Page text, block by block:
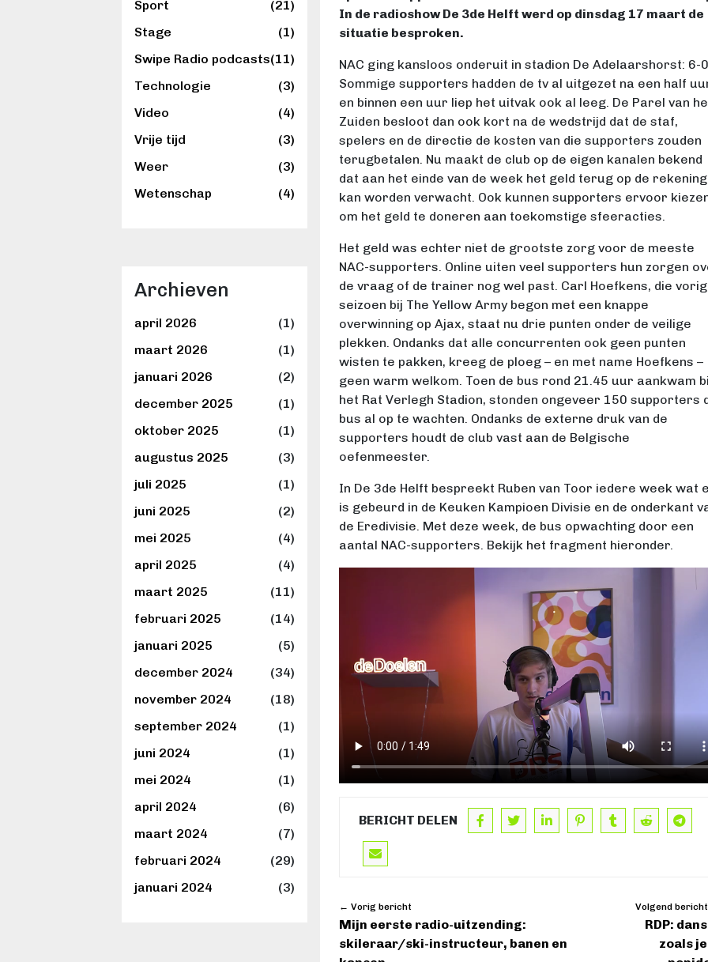
Sport
(21)
Stage
(1)
Swipe Radio podcasts(11)
Technologie
(3)
Video
(4)
Vrije tijd
(3)
Weer
(3)
Wetenschap
(4)
Archieven
april 2026
(1)
maart 2026
(1)
januari 2026
(2)
december 2025
(1)
oktober 2025
(1)
augustus 2025
(3)
juli 2025
(1)
juni 2025
(2)
mei 2025
(4)
april 2025
(4)
maart 2025
(11)
februari 2025
(14)
januari 2025
(5)
december 2024
(34)
november 2024
(18)
september 2024
(1)
juni 2024
(1)
mei 2024
(1)
april 2024
(6)
maart 2024
(7)
februari 2024
(29)
januari 2024
(3)
In de radioshow De 3de Helft werd op dinsdag 17 maart de
situatie besproken.
NAC ging kansloos onderuit in stadion De Adelaarshorst: 6-
Sommige supporters hadden de tv al uitgezet na een half
en binnen een uur liep het uitvak ook al leeg. De Parel van
Zuiden besloot dan ook kort na de wedstrijd dat de staf,
spelers en de directie de kosten van die supporters zouden
terugbetalen. Nu maakt de club op de eigen kanalen bekend
dat aan het einde van de week het geld terug op de rekening
kan worden verwacht. Ook kunnen supporters ervoor
om het geld te doneren aan toekomstige sfeeracties.
Het geld was echter niet de grootste zorg voor de meeste
NAC-supporters. Online uiten veel supporters hun zorgen
de vraag of de trainer nog wel past. Carl Hoefkens, die vorig
seizoen bij The Yellow Army begon met een knappe
overwinning op Ajax, staat nu drie punten onder de veilige
plekken. Ondanks dat alle concurrenten ook geen punten
wisten te pakken, kreeg de ploeg – en met name Hoefkens –
geen warm welkom. Toen de bus rond 21.45 uur aankwam
het Rat Verlegh Stadion, stonden ongeveer 150 supporters
bus al op te wachten. Ondanks de externe druk van de
supporters houdt de club vast aan de Belgische
oefenmeester.
In De 3de Helft bespreekt Ruben van Toor iedere week wat
is gebeurd in de Keuken Kampioen Divisie en de onderkant
de Eredivisie. Met deze week, de bus opwachting door een
aantal NAC-supporters. Bekijk het fragment hieronder.
BERICHT DELEN
← Vorig bericht
Mijn eerste radio-uitzending:
skileraar/ski-instructeur, banen en
Volgend bericht
RDP:
zoals je